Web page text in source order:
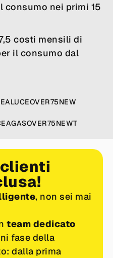
nei primi 15
costi mensili di
il consumo dal
, non sei mai
team dedicato
fase della
dalla prima